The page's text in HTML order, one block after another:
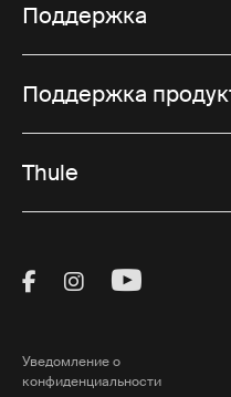
Поддержка
Поддержка
Thule
Visit Thule on
Visit Thule on
Visit
Уведомление о
конфиденциальности